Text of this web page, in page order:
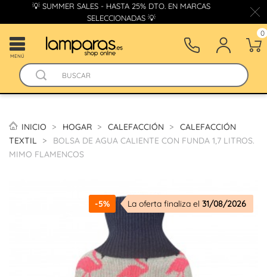
💡 SUMMER SALES - HASTA 25% DTO. EN MARCAS
SELECCIONADAS 💡
MENÚ
0
INICIO HOGAR CALEFACCIÓN
CALEFACCIÓN
TEXTIL
BOLSA DE AGUA CALIENTE CON FUNDA 1,7 LITROS.
MIMO FLAMENCOS
-5% La oferta finaliza el 31/08/2026